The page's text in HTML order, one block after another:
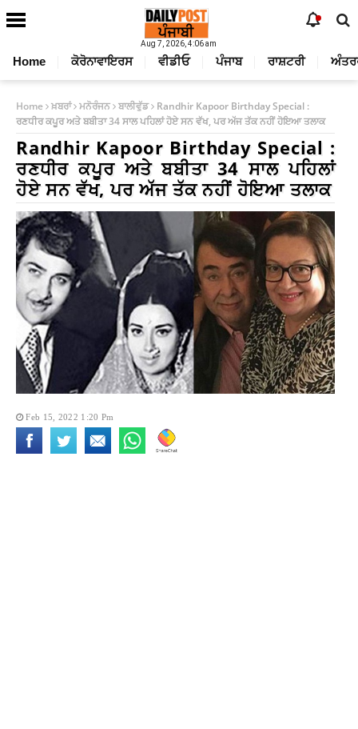
Aug 7, 2026, 4:06 am
Home ਕੋਰੋਨਾਵਾਇਰਸ ਵੀਡੀਓ ਪੰਜਾਬ ਰਾਸ਼ਟਰੀ
Home ਖ਼ਬਰਾਂ ਮਨੋਰੰਜਨ ਬਾਲੀਵੁੱਡ
Randhir Kapoor Birthday Special :
ਰਣਧੀਰ ਕਪੂਰ ਅਤੇ ਬਬੀਤਾ 34 ਸਾਲ ਪਹਿਲਾਂ ਹੋਏ ਸਨ ਵੱਖ, ਪਰ ਅੱਜ ਤੱਕ ਨਹੀਂ ਹੋਇਆ ਤਲਾਕ
Randhir Kapoor Birthday Special :
ਰਣਧੀਰ ਕਪੂਰ ਅਤੇ ਬਬੀਤਾ 34 ਸਾਲ ਪਹਿਲਾਂ
ਹੋਏ ਸਨ ਵੱਖ, ਪਰ ਅੱਜ ਤੱਕ ਨਹੀਂ ਹੋਇਆ ਤਲਾਕ
Feb 15, 2022 1:20 Pm